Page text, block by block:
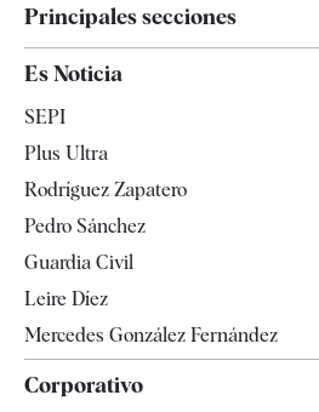
Principales secciones
Televisión
Es Noticia
SEPI
Plus Ultra
Rodríguez Zapatero
Pedro Sánchez
Guardia Civil
Leire Díez
Mercedes González Fernández
Corporativo